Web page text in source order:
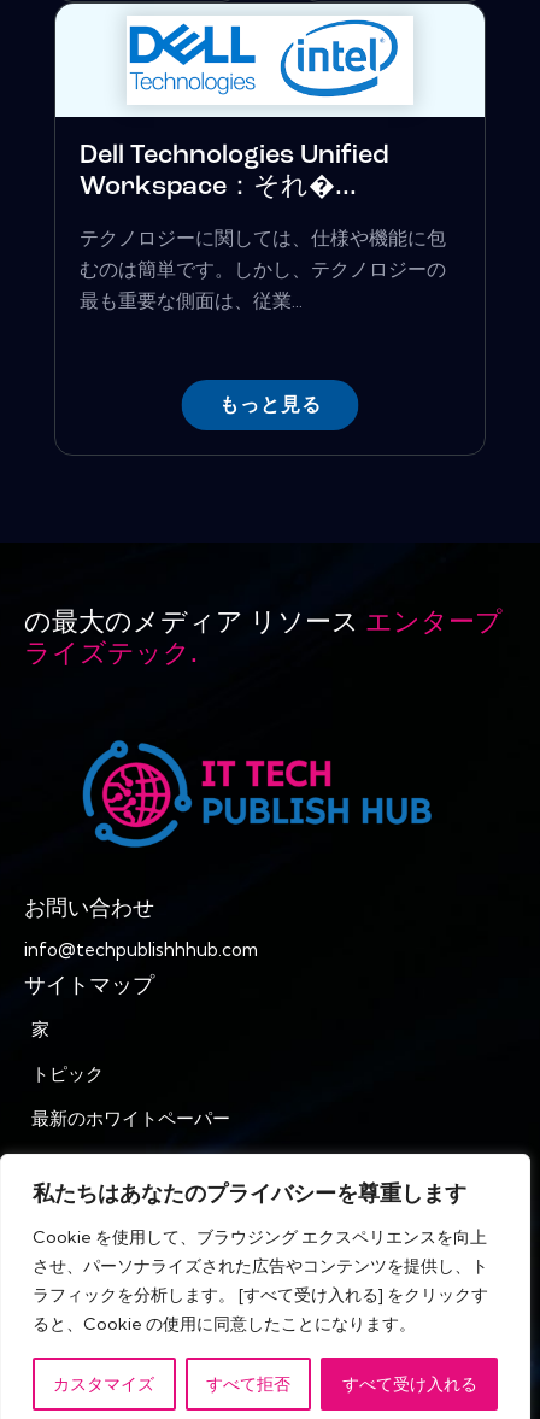
私たちはあなたのプライバシーを尊重します
Cookie を使用して、ブラウジング エクスペリエンスを向上
させ、パーソナライズされた広告やコンテンツを提供し、ト
ラフィックを分析します。 [すべて受け入れる] をクリックす
ると、Cookie の使用に同意したことになります。
カスタマイズ すべて拒否 すべて受け入れる
Dell Technologies Unified
Workspace：それ�...
テクノロジーに関しては、仕様や機能に包
むのは簡単です。しかし、テクノロジーの
最も重要な側面は、従業...
もっと見る
の最大のメディア リソース エンタープ
ライズテック.
お問い合わせ
info@techpublishhhub.com
サイトマップ
家
トピック
最新のホワイトペーパー
お問い合わせ
利用規約
IT テック パブリッシュ ハブ © 無断複写・転載を禁じます。